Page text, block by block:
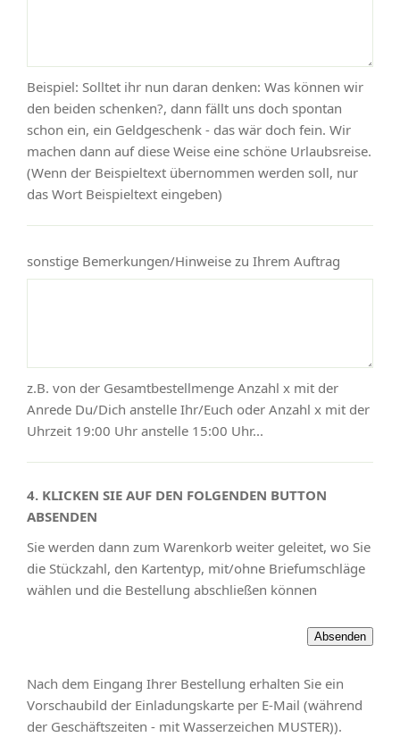
Beispiel: Solltet ihr nun daran denken: Was können wir
den beiden schenken?, dann fällt uns doch spontan
schon ein, ein Geldgeschenk - das wär doch fein. Wir
machen dann auf diese Weise eine schöne Urlaubsreise.
(Wenn der Beispieltext übernommen werden soll, nur
das Wort Beispieltext eingeben)
sonstige Bemerkungen/Hinweise zu Ihrem Auftrag
z.B. von der Gesamtbestellmenge Anzahl x mit der
Anrede Du/Dich anstelle Ihr/Euch oder Anzahl x mit der
Uhrzeit 19:00 Uhr anstelle 15:00 Uhr...
4. KLICKEN SIE AUF DEN FOLGENDEN BUTTON
ABSENDEN
Sie werden dann zum Warenkorb weiter geleitet, wo Sie
die Stückzahl, den Kartentyp, mit/ohne Briefumschläge
wählen und die Bestellung abschließen können
Nach dem Eingang Ihrer Bestellung erhalten Sie ein
Vorschaubild der Einladungskarte per E-Mail (während
der Geschäftszeiten - mit Wasserzeichen MUSTER)).